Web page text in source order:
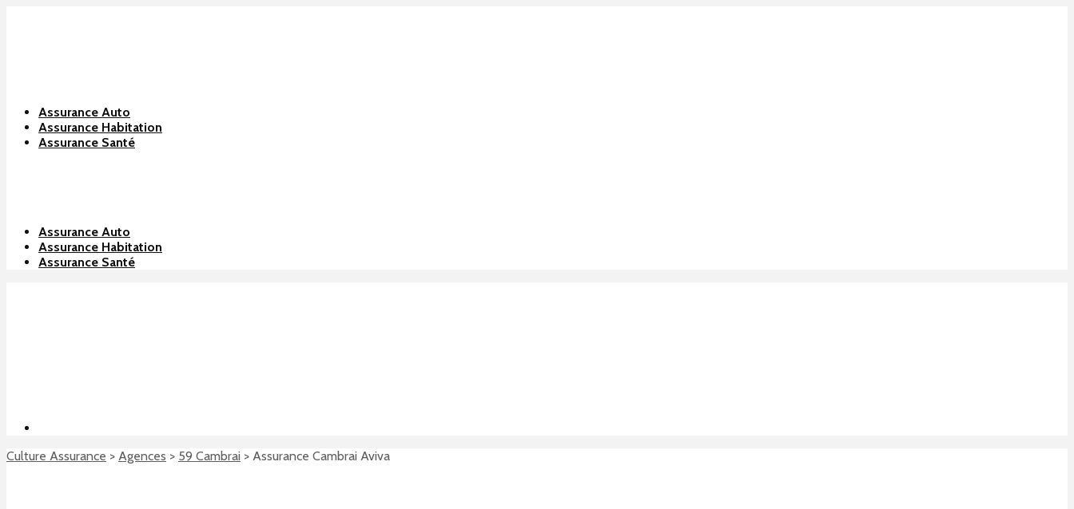
Assurance Auto
Assurance Habitation
Assurance Santé
Assurance Auto
Assurance Habitation
Assurance Santé
Culture Assurance > Agences > 59 Cambrai > Assurance Cambrai Aviva